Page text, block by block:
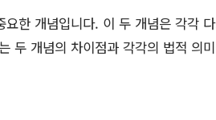
한 개념입니다. 이 두 개념은 각각
두 개념의 차이점과 각각의 법적 의